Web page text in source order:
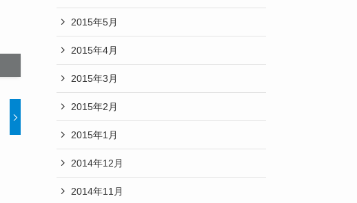
2015年5月
2015年4月
2015年3月
2015年2月
2015年1月
2014年12月
2014年11月